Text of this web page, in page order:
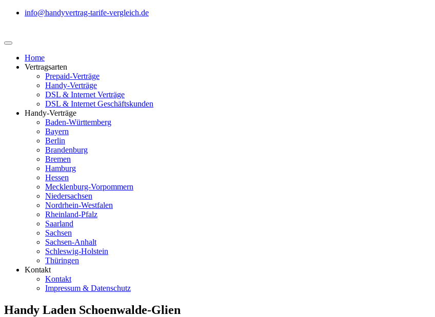
info@handyvertrag-tarife-vergleich.de
Home
Vertragsarten
Prepaid-Verträge
Handy-Verträge
DSL & Internet Verträge
DSL & Internet Geschäftskunden
Handy-Verträge
Baden-Württemberg
Bayern
Berlin
Brandenburg
Bremen
Hamburg
Hessen
Mecklenburg-Vorpommern
Niedersachsen
Nordrhein-Westfalen
Rheinland-Pfalz
Saarland
Sachsen
Sachsen-Anhalt
Schleswig-Holstein
Thüringen
Kontakt
Kontakt
Impressum & Datenschutz
Handy Laden Schoenwalde-Glien